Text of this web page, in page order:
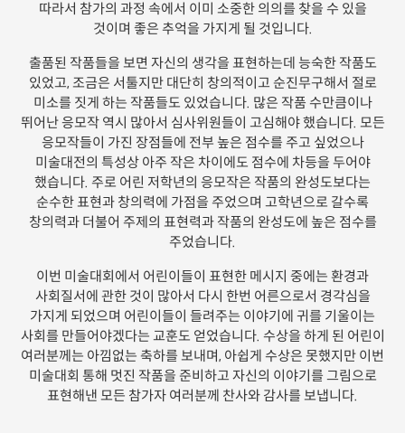
따라서 참가의 과정 속에서 이미 소중한 의의를 찾을 수 있을
것이며 좋은 추억을 가지게 될 것입니다.
출품된 작품들을 보면 자신의 생각을 표현하는데 능숙한 작품도
있었고, 조금은 서툴지만 대단히 창의적이고 순진무구해서 절로
미소를 짓게 하는 작품들도 있었습니다. 많은 작품 수만큼이나
뛰어난 응모작 역시 많아서 심사위원들이 고심해야 했습니다. 모든
응모작들이 가진 장점들에 전부 높은 점수를 주고 싶었으나
미술대전의 특성상 아주 작은 차이에도 점수에 차등을 두어야
했습니다. 주로 어린 저학년의 응모작은 작품의 완성도보다는
순수한 표현과 창의력에 가점을 주었으며 고학년으로 갈수록
창의력과 더불어 주제의 표현력과 작품의 완성도에 높은 점수를
주었습니다.
이번 미술대회에서 어린이들이 표현한 메시지 중에는 환경과
사회질서에 관한 것이 많아서 다시 한번 어른으로서 경각심을
가지게 되었으며 어린이들이 들려주는 이야기에 귀를 기울이는
사회를 만들어야겠다는 교훈도 얻었습니다. 수상을 하게 된 어린이
여러분께는 아낌없는 축하를 보내며, 아쉽게 수상은 못했지만 이번
미술대회 통해 멋진 작품을 준비하고 자신의 이야기를 그림으로
표현해낸 모든 참가자 여러분께 찬사와 감사를 보냅니다.